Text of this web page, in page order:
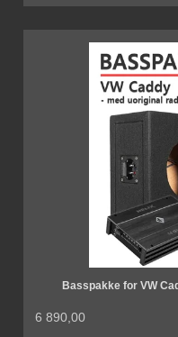
Basspakke for VW
6 890,00